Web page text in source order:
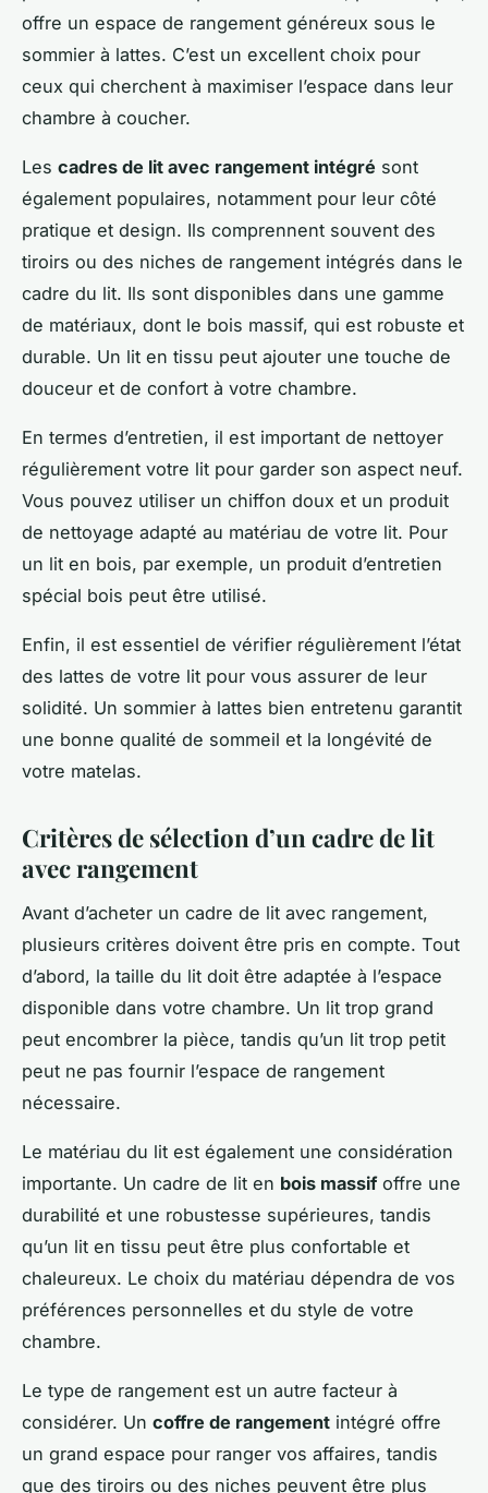
offre un espace de rangement généreux sous le
sommier à lattes. C’est un excellent choix pour
ceux qui cherchent à maximiser l’espace dans leur
chambre à coucher.
Les cadres de lit avec rangement intégré sont
également populaires, notamment pour leur côté
pratique et design. Ils comprennent souvent des
tiroirs ou des niches de rangement intégrés dans le
cadre du lit. Ils sont disponibles dans une gamme
de matériaux, dont le bois massif, qui est robuste et
durable. Un lit en tissu peut ajouter une touche de
douceur et de confort à votre chambre.
En termes d’entretien, il est important de nettoyer
régulièrement votre lit pour garder son aspect neuf.
Vous pouvez utiliser un chiffon doux et un produit
de nettoyage adapté au matériau de votre lit. Pour
un lit en bois, par exemple, un produit d’entretien
spécial bois peut être utilisé.
Enfin, il est essentiel de vérifier régulièrement l’état
des lattes de votre lit pour vous assurer de leur
solidité. Un sommier à lattes bien entretenu garantit
une bonne qualité de sommeil et la longévité de
votre matelas.
Critères de sélection d’un cadre de lit
avec rangement
Avant d’acheter un cadre de lit avec rangement,
plusieurs critères doivent être pris en compte. Tout
d’abord, la taille du lit doit être adaptée à l’espace
disponible dans votre chambre. Un lit trop grand
peut encombrer la pièce, tandis qu’un lit trop petit
peut ne pas fournir l’espace de rangement
nécessaire.
Le matériau du lit est également une considération
importante. Un cadre de lit en bois massifoffre une
durabilité et une robustesse supérieures, tandis
qu’un lit en tissu peut être plus confortable et
chaleureux. Le choix du matériau dépendra de vos
préférences personnelles et du style de votre
chambre.
Le type de rangement est un autre facteur à
considérer. Un coffre de rangement intégré offre
un grand espace pour ranger vos affaires, tandis
que des tiroirs ou des niches peuvent être plus